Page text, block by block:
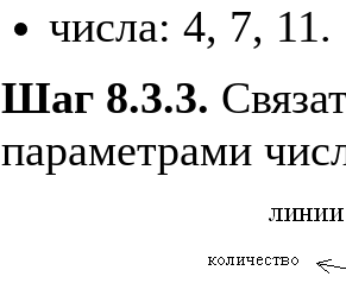
числа: 4, 7, 11.
Шаг 8.3.3.
параметрами